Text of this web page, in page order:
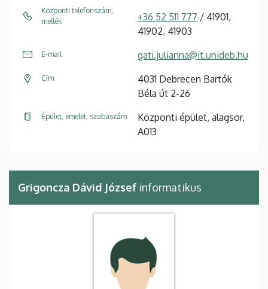
Központi telefonszám,
mellék
+36 52 511 777 / 41901,
41902, 41903
E-mail gati.julianna@it.unideb.hu
Cím
4031 Debrecen Bartók
Béla út 2-26
Épület, emelet, szobaszám
Központi épület, alagsor,
A013
Grigoncza Dávid József informatikus